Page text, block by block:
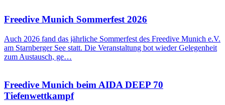
Freedive Munich Sommerfest 2026
Auch 2026 fand das jährliche Sommerfest des Freedive Munich e.V.
am Starnberger See statt. Die Veranstaltung bot wieder Gelegenheit
zum Austausch, ge…
Freedive Munich beim AIDA DEEP 70
Tiefenwettkampf